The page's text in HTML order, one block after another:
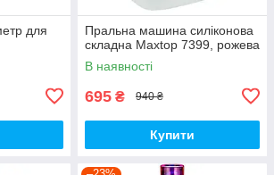
для
Пральна машина силіконова
складна Maxtop 7399, рожева
В наявності
695 ₴ 940 ₴
Купити